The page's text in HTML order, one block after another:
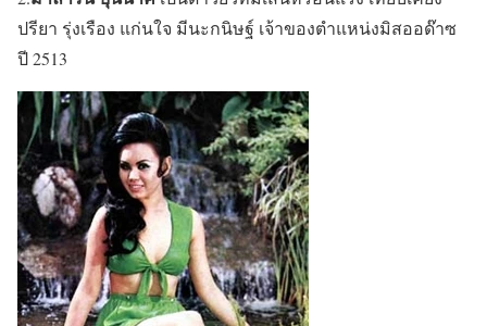
ปรียา รุ่งเรือง แก่นใจ มีนะกนิษฐ์ เจ้าของตำแหน่งมิสออด๊าซ
ปี 2513